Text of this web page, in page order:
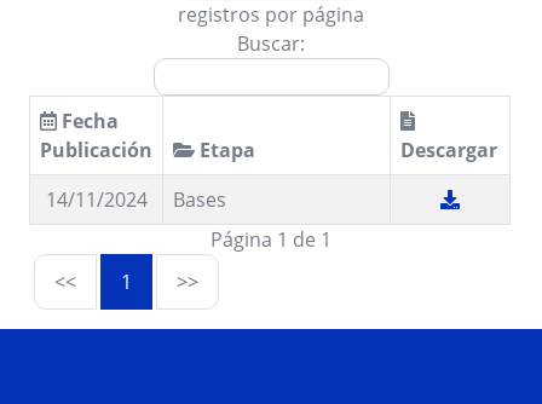
registros por página
Buscar:
Fecha
Publicación
Etapa
Descargar
14/11/2024
Bases
Página 1 de 1
<<
1 >>